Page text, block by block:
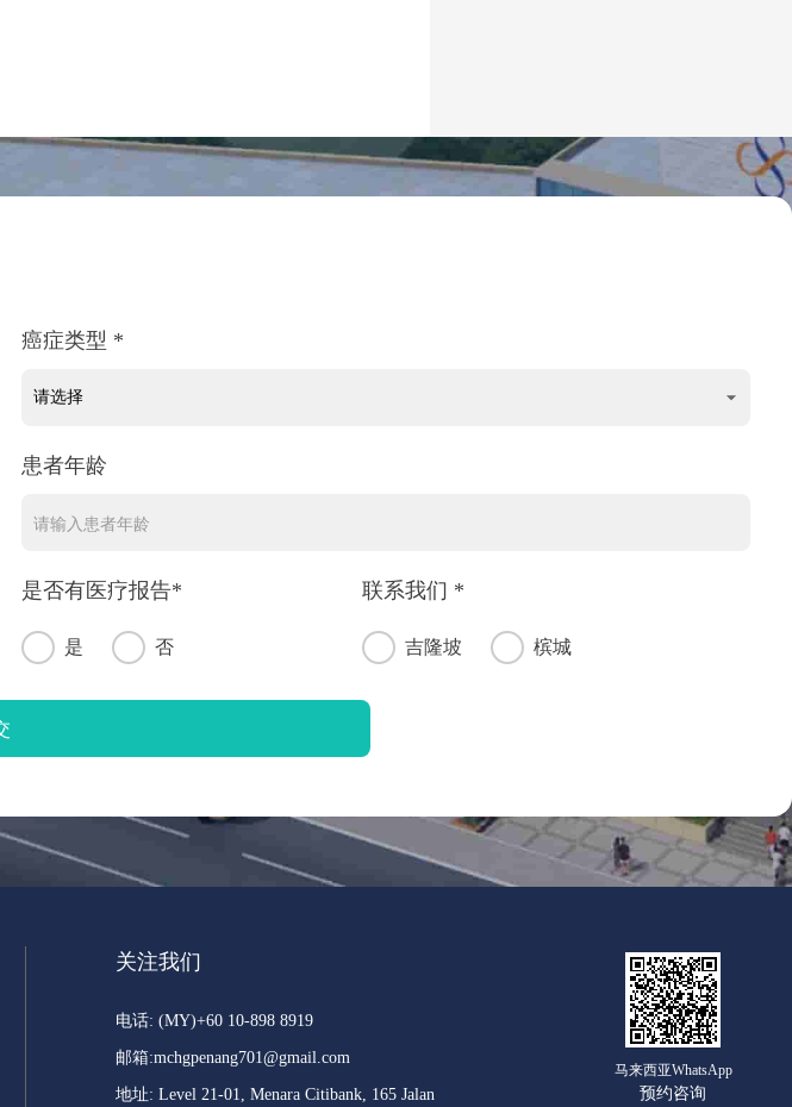
癌症类型 *
患者年龄
是否有医疗报告*
是 否
联系我们 *
吉隆坡 槟城
马来西亚WhatsApp
预约咨询
关注我们
电话: (MY)+60 10-898 8919
邮箱:mchgpenang701@gmail.com
地址: Level 21-01, Menara Citibank, 165 Jalan